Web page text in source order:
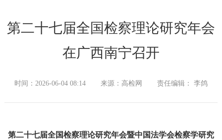
第二十七届全国检察理论研究年会
在广西南宁召开
时间：2026-06-04 08:14 来源：高检网 责任编辑： 李鸽
第二十七届全国检察理论研究年会暨中国法学会检察学研究